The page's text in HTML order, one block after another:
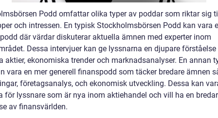
Podd omfattar olika typer av poddar som riktar sig
och intressen. En typisk Stockholmsbörsen Podd kan vara
där värdar diskuterar aktuella ämnen med experter inom
Dessa intervjuer kan ge lyssnarna en djupare förståelse
aktier, ekonomiska trender och marknadsanalyser. En annan
vara en mer generell finanspodd som täcker bredare ämnen
företagsanalys, och ekonomisk utveckling. Dessa kan
för lyssnare som är nya inom aktiehandel och vill ha en
av finansvärlden.